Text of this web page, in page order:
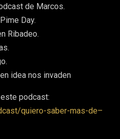
de Marcos.
Day.
Ribadeo.
idea nos invaden
podcast:
quiero-saber-mas-de–